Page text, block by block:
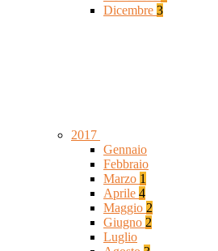
Dicembre 3
2017
Gennaio
Febbraio
Marzo 1
Aprile 4
Maggio 2
Giugno 2
Luglio